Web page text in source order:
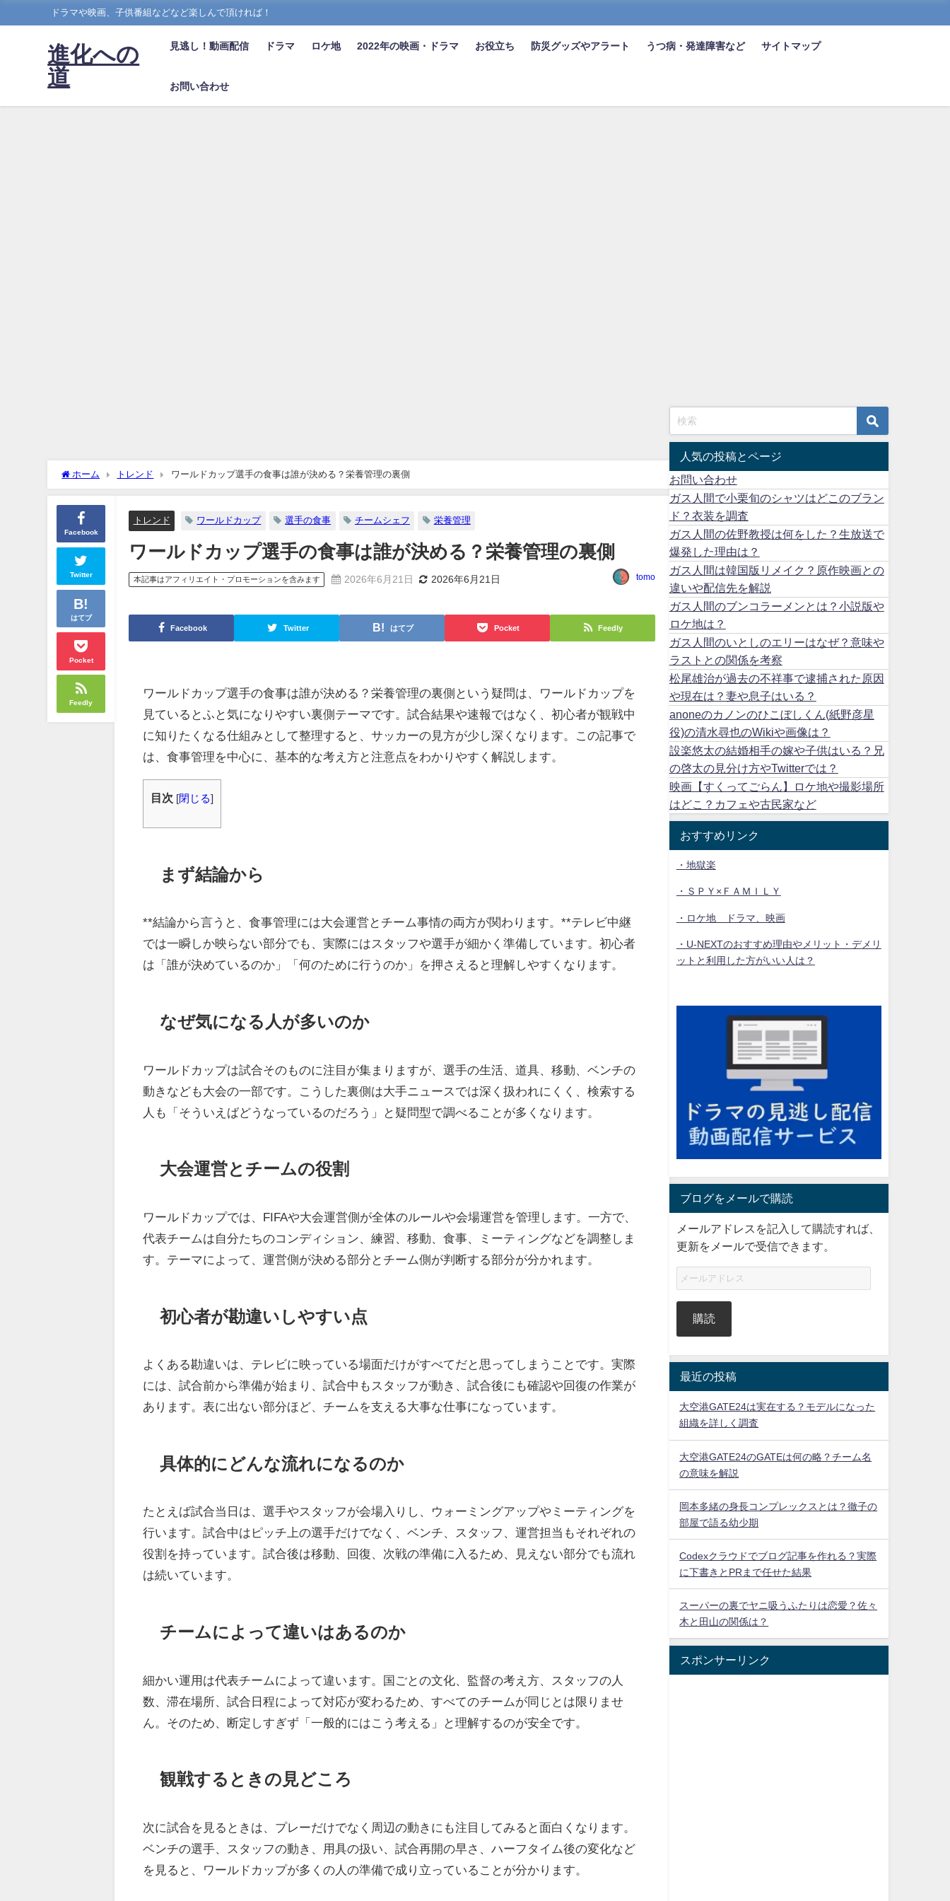
ドラマや映画、子供番組などなど楽しんで頂ければ！
進化への
道
見逃し！動画配信 ドラマ ロケ地 2022年の映画・ドラマ お役立ち 防災グッズやアラート うつ病・発達障害など サイトマップ
お問い合わせ
ホーム トレンド ワールドカップ選手の食事は誰が決める？栄養管理の裏側
Facebook
Twitter
はてブ
Pocket
Feedly
トレンド ワールドカップ 選手の食事 チームシェフ 栄養管理
ワールドカップ選手の食事は誰が決める？栄養管理の裏側
本記事はアフィリエイト・プロモーションを含みます 2026年6月21日 2026年6月21日 tomo
Facebook Twitter はてブ Pocket Feedly
ワールドカップ選手の食事は誰が決める？栄養管理の裏側という疑問は、ワールドカップを
見ているとふと気になりやすい裏側テーマです。試合結果や速報ではなく、初心者が観戦中
に知りたくなる仕組みとして整理すると、サッカーの見方が少し深くなります。この記事で
は、食事管理を中心に、基本的な考え方と注意点をわかりやすく解説します。
目次 閉じる
まず結論から
**結論から言うと、食事管理には大会運営とチーム事情の両方が関わります。**テレビ中継
では一瞬しか映らない部分でも、実際にはスタッフや選手が細かく準備しています。初心者
は「誰が決めているのか」「何のために行うのか」を押さえると理解しやすくなります。
なぜ気になる人が多いのか
ワールドカップは試合そのものに注目が集まりますが、選手の生活、道具、移動、ベンチの
動きなども大会の一部です。こうした裏側は大手ニュースでは深く扱われにくく、検索する
人も「そういえばどうなっているのだろう」と疑問型で調べることが多くなります。
大会運営とチームの役割
ワールドカップでは、FIFAや大会運営側が全体のルールや会場運営を管理します。一方で、
代表チームは自分たちのコンディション、練習、移動、食事、ミーティングなどを調整しま
す。テーマによって、運営側が決める部分とチーム側が判断する部分が分かれます。
初心者が勘違いしやすい点
よくある勘違いは、テレビに映っている場面だけがすべてだと思ってしまうことです。実際
には、試合前から準備が始まり、試合中もスタッフが動き、試合後にも確認や回復の作業が
あります。表に出ない部分ほど、チームを支える大事な仕事になっています。
具体的にどんな流れになるのか
たとえば試合当日は、選手やスタッフが会場入りし、ウォーミングアップやミーティングを
行います。試合中はピッチ上の選手だけでなく、ベンチ、スタッフ、運営担当もそれぞれの
役割を持っています。試合後は移動、回復、次戦の準備に入るため、見えない部分でも流れ
は続いています。
チームによって違いはあるのか
細かい運用は代表チームによって違います。国ごとの文化、監督の考え方、スタッフの人
数、滞在場所、試合日程によって対応が変わるため、すべてのチームが同じとは限りませ
ん。そのため、断定しすぎず「一般的にはこう考える」と理解するのが安全です。
観戦するときの見どころ
次に試合を見るときは、プレーだけでなく周辺の動きにも注目してみると面白くなります。
ベンチの選手、スタッフの動き、用具の扱い、試合再開の早さ、ハーフタイム後の変化など
を見ると、ワールドカップが多くの人の準備で成り立っていることが分かります。
人気の投稿とページ
お問い合わせ
ガス人間で小栗旬のシャツはどこのブラン
ド？衣装を調査
ガス人間の佐野教授は何をした？生放送で
爆発した理由は？
ガス人間は韓国版リメイク？原作映画との
違いや配信先を解説
ガス人間のブンコラーメンとは？小説版や
ロケ地は？
ガス人間のいとしのエリーはなぜ？意味や
ラストとの関係を考察
松尾雄治が過去の不祥事で逮捕された原因
や現在は？妻や息子はいる？
anoneのカノンのひこぼしくん(紙野彦星
役)の清水尋也のWikiや画像は？
設楽悠太の結婚相手の嫁や子供はいる？兄
の啓太の見分け方やTwitterでは？
映画【すくってごらん】ロケ地や撮影場所
はどこ？カフェや古民家など
おすすめリンク
・地獄楽
・ＳＰＹ×ＦＡＭＩＬＹ
・ロケ地 ドラマ、映画
・U-NEXTのおすすめ理由やメリット・デメリ
ットと利用した方がいい人は？
ブログをメールで購読
メールアドレスを記入して購読すれば、
更新をメールで受信できます。
購読
最近の投稿
大空港GATE24は実在する？モデルになった
組織を詳しく調査
大空港GATE24のGATEは何の略？チーム名
の意味を解説
岡本多緒の身長コンプレックスとは？徹子の
部屋で語る幼少期
Codexクラウドでブログ記事を作れる？実際
に下書きとPRまで任せた結果
スーパーの裏でヤニ吸うふたりは恋愛？佐々
木と田山の関係は？
スポンサーリンク